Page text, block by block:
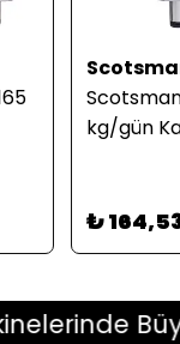
kg/gün
₺
Büyük